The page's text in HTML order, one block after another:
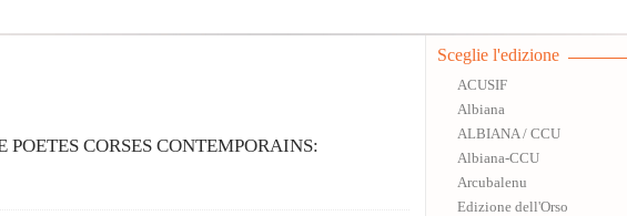
POETES CORSES CONTEMPORAINS:
Sceglie l'edizione
ACUSIF
Albiana
ALBIANA / CCU
Albiana-CCU
Arcubalenu
Edizione dell'Orso